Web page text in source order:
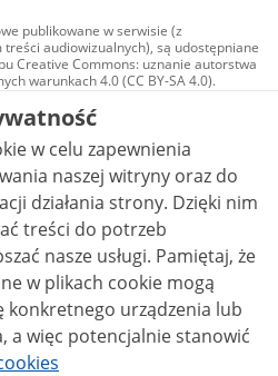
publikowane w serwisie (z
treści audiowizualnych), są udostępniane
Creative Commons: uznanie autorstwa
warunkach 4.0 (CC BY-SA 4.0).
w tym zdjęcia, materiały
są udostępniane na licencji typu
uznanie autorstwa użycie
- bez utworów zależnych 4.0 (CC BY-
ile nie jest to stwierdzone inaczej.
w celu zapewnienia
naszej witryny oraz do
strony. Dzięki nim
treści do potrzeb
usługi. Pamiętaj, że
w plikach cookie mogą
konkretnego urządzenia lub
a więc potencjalnie stanowić